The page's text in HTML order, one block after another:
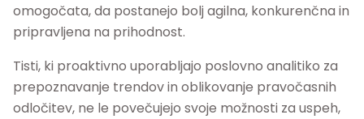
omogočata, da postanejo bolj agilna, konkurenčna in
pripravljena na prihodnost.
Tisti, ki proaktivno uporabljajo poslovno analitiko za
prepoznavanje trendov in oblikovanje pravočasnih
odločitev, ne le povečujejo svoje možnosti za uspeh,